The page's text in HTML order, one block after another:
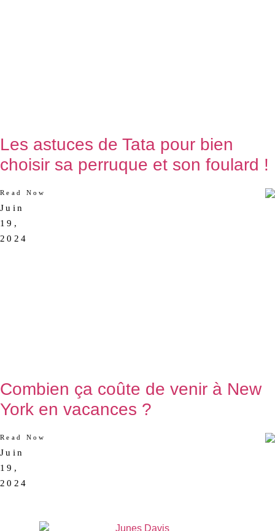
Les astuces de Tata pour bien
choisir sa perruque et son foulard !
Read Now
Juin
19,
2024
Combien ça coûte de venir à New
York en vacances ?
Read Now
Juin
19,
2024